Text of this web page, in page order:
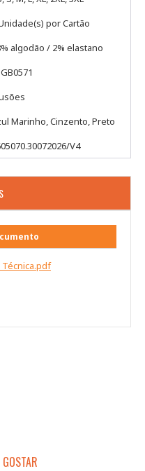
por Cartão
algodão / 2% elastano
Marinho, Cinzento, Preto
V4
Técnica.pdf